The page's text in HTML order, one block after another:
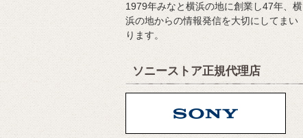
1979年みなと横浜の地に創業し47年、横
浜の地からの情報発信を大切にしてまい
ります。
ソニーストア正規代理店